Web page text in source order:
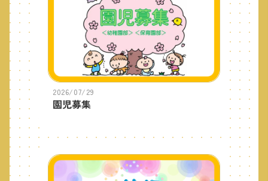
2026/07/29
園児募集